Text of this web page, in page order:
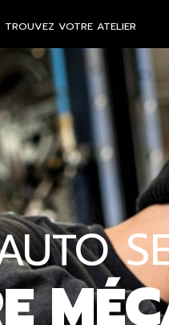
TROUVEZ VOTRE ATELIER